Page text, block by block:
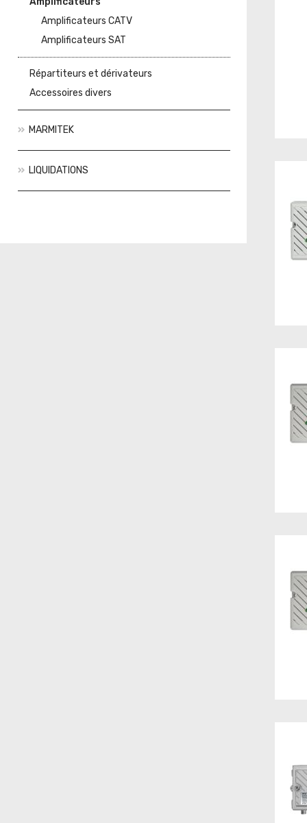
Amplificateurs CATV
Amplificateurs SAT
Répartiteurs et dérivateurs
Accessoires divers
MARMITEK
LIQUIDATIONS